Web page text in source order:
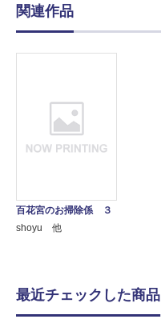
関連作品
百花宮のお掃除係 ３
shoyu 他
最近チェックした商品